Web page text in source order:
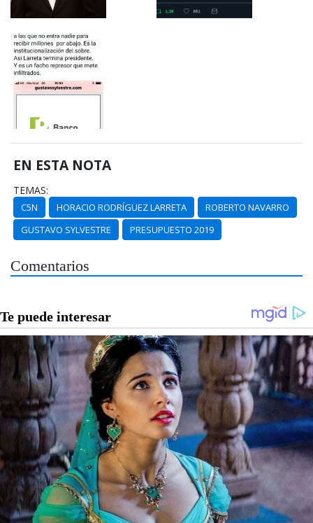
EN ESTA NOTA
TEMAS:
C5N HORACIO RODRÍGUEZ LARRETA
ROBERTO NAVARRO
GUSTAVO SYLVESTRE
PRESUPUESTO 2019
Comentarios